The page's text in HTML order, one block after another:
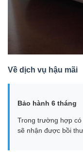
Về dịch vụ hậu mãi
Bảo hành 6 tháng
Trong trường hợp
sẽ nhận được bồi